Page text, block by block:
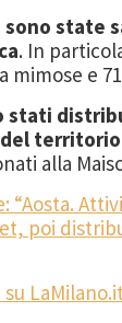
state
. In
mimose e
stati
alla
“Aosta.
poi
LaMilano.it